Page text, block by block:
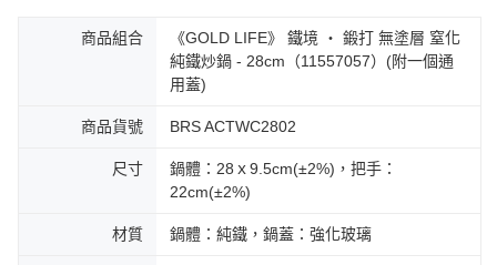
商品組合
《GOLD LIFE》 鐵境 ・ 鍛打 無塗層 窒化
純鐵炒鍋 - 28cm（11557057）(附一個通
用蓋)
商品貨號 BRS ACTWC2802
尺寸
鍋體：28ｘ9.5cm(±2%)，把手：
22cm(±2%)
材質 鍋體：純鐵，鍋蓋：強化玻璃